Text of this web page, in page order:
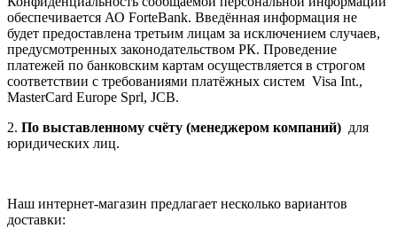
обеспечивается АО ForteBank. Введённая информация не
будет предоставлена третьим лицам за исключением случаев,
предусмотренных законодательством РК. Проведение
платежей по банковским картам осуществляется в строгом
соответствии с требованиями платёжных систем Visa Int.,
MasterCard Europe Sprl, JCB.
2. По выставленному счёту (менеджером компаний) для
юридических лиц.
Наш интернет-магазин предлагает несколько вариантов
доставки: